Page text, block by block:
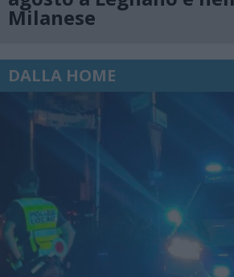
Milanese
DALLA HOME